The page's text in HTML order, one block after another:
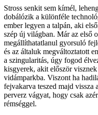
Stross senkit sem kímél,
dobálózik a különféle
ember legyen a talpán, aki
szép új világban. Már az első
megállíthatatlanul gyorsuló
és az általuk megváltoztatott
a szingularitás, úgy fogod
kisgyerek, akit először
vidámparkba. Viszont ha
fejvakarva teszed majd vissza
perverz vágyat, hogy csak
rémséggel.